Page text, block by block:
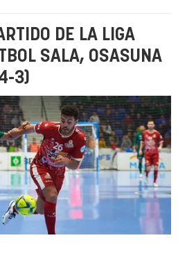
DE LA LIGA
SALA, OSASUNA
3)